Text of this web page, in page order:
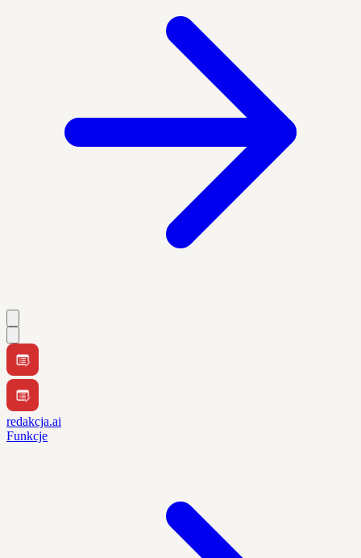
redakcja.ai
Funkcje